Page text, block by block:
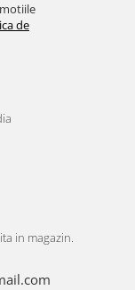
de
in magazin.